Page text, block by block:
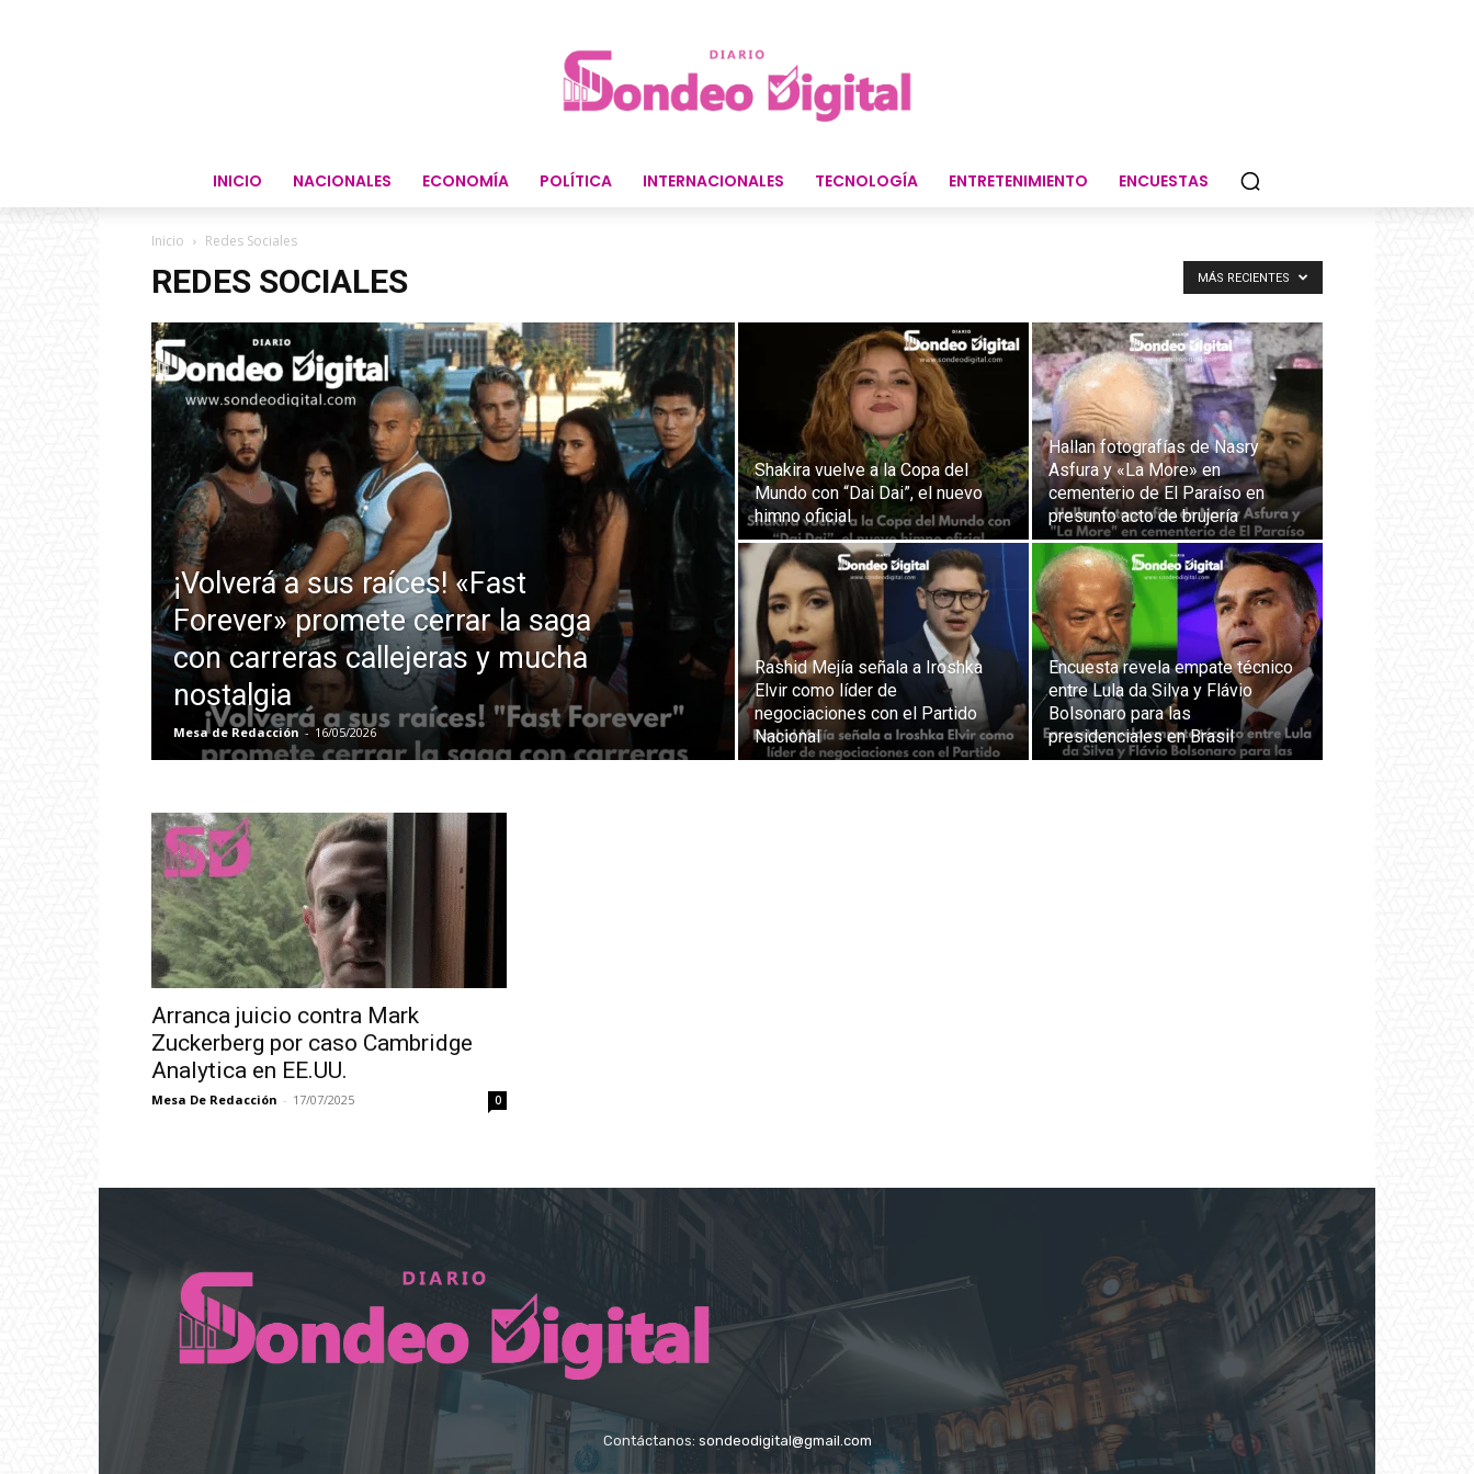
INICIO NACIONALES ECONOMÍA POLÍTICA INTERNACIONALES TECNOLOGÍA ENTRETENIMIENTO ENCUESTAS
Inicio Redes Sociales
REDES SOCIALES MÁS RECIENTES
¡Volverá a sus raíces! «Fast
Forever» promete cerrar la saga
con carreras callejeras y mucha
nostalgia
Mesa de Redacción - 16/05/2026
Shakira vuelve a la Copa del
Mundo con “Dai Dai”, el nuevo
himno oficial
Hallan fotografías de Nasry
Asfura y «La More» en
cementerio de El Paraíso en
presunto acto de brujería
Rashid Mejía señala a Iroshka
Elvir como líder de
negociaciones con el Partido
Nacional
Encuesta revela empate técnico
entre Lula da Silva y Flávio
Bolsonaro para las
presidenciales en Brasil
Arranca juicio contra Mark
Zuckerberg por caso Cambridge
Analytica en EE.UU.
Mesa De Redacción - 17/07/2025 0
Contáctanos: sondeodigital@gmail.com